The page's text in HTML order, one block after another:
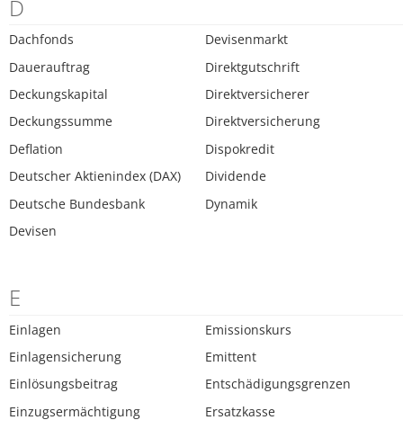
D
Dachfonds
Dauerauftrag
Deckungskapital
Deckungssumme
Deflation
Deutscher Aktienindex (DAX)
Deutsche Bundesbank
Devisen
Devisenmarkt
Direktgutschrift
Direktversicherer
Direktversicherung
Dispokredit
Dividende
Dynamik
E
Einlagen
Einlagensicherung
Einlösungsbeitrag
Einzugsermächtigung
Emissionskurs
Emittent
Entschädigungsgrenzen
Ersatzkasse